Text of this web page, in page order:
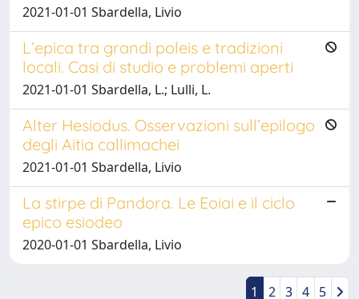
2021-01-01 Sbardella, Livio
L’epica tra grandi poleis e tradizioni
locali. Casi di studio e problemi aperti
2021-01-01 Sbardella, L.; Lulli, L.
Alter Hesiodus. Osservazioni sull’epilogo
degli Aitia callimachei
2021-01-01 Sbardella, Livio
La stirpe di Pandora. Le Eoiai e il ciclo
epico esiodeo
2020-01-01 Sbardella, Livio
1 2 3 4 5